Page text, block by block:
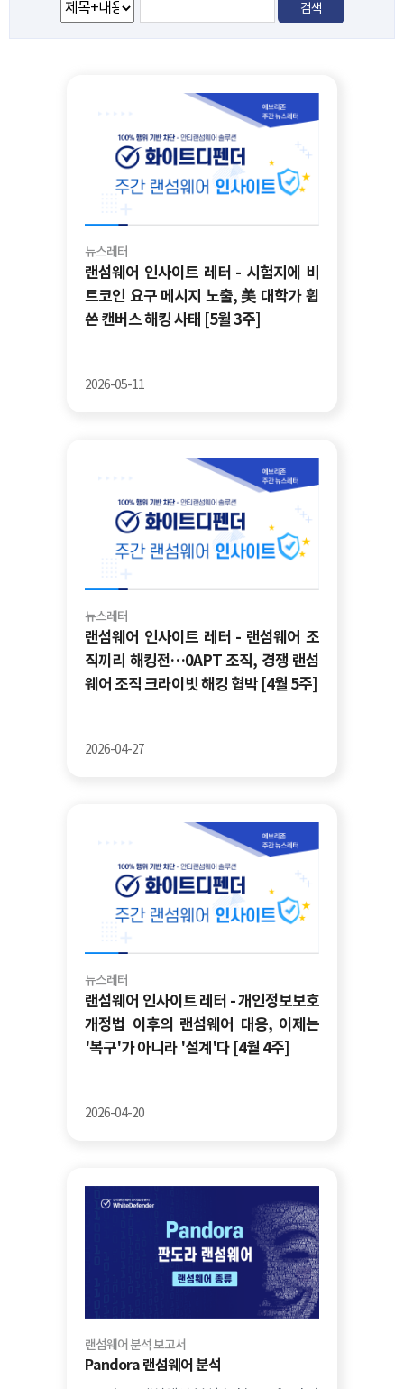
뉴스레터
랜섬웨어 인사이트 레터 - 시험지에 비
트코인 요구 메시지 노출, 美 대학가 휩
쓴 캔버스 해킹 사태 [5월 3주]
2026-05-11
뉴스레터
랜섬웨어 인사이트 레터 - 랜섬웨어 조
직끼리 해킹전…0APT 조직, 경쟁 랜섬
웨어 조직 크라이빗 해킹 협박 [4월 5주]
2026-04-27
뉴스레터
랜섬웨어 인사이트 레터 - 개인정보보호
개정법 이후의 랜섬웨어 대응, 이제는
'복구'가 아니라 '설계'다 [4월 4주]
2026-04-20
랜섬웨어 분석 보고서
Pandora 랜섬웨어 분석